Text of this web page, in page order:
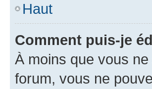
Haut
Comment puis-je
À moins que vous
forum, vous ne